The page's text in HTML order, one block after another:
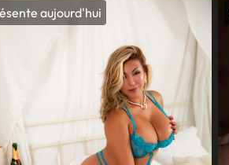
aujourd'hui